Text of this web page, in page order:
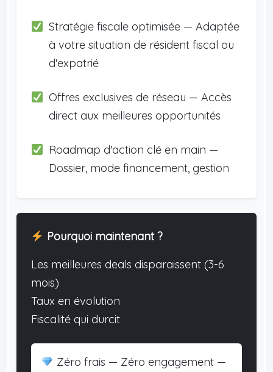
Stratégie fiscale optimisée — Adaptée
à votre situation de résident fiscal ou
d'expatrié
Offres exclusives de réseau — Accès
direct aux meilleures opportunités
Roadmap d'action clé en main —
Dossier, mode financement, gestion
Pourquoi maintenant ?
Les meilleures deals disparaissent (3-6
mois)
Taux en évolution
Fiscalité qui durcit
Zéro frais — Zéro engagement —